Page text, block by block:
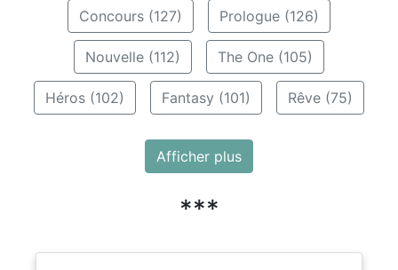
Concours (127) Prologue (126)
Nouvelle (112) The One (105)
Héros (102) Fantasy (101) Rêve (75)
Afficher plus
***